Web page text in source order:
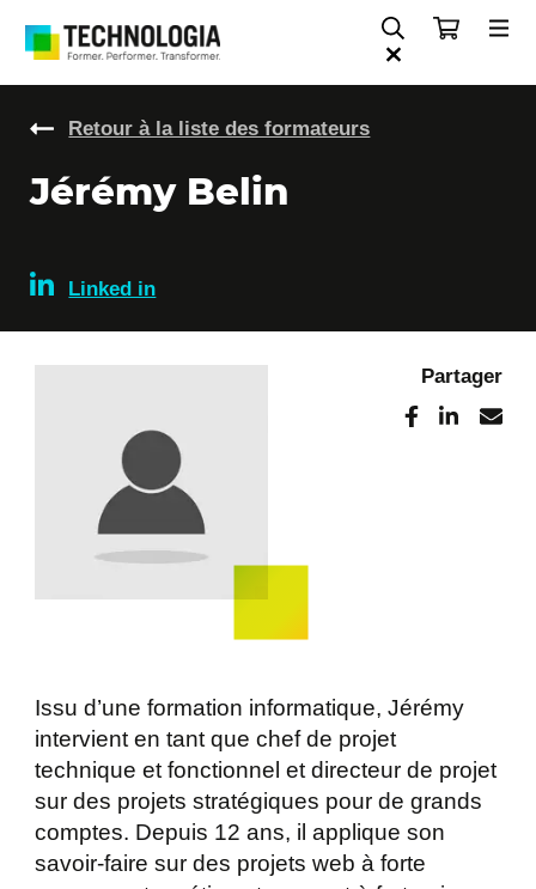
Retour à la liste des formateurs
Jérémy Belin
Linked in
Issu d’une formation informatique, Jérémy
intervient en tant que chef de projet
technique et fonctionnel et directeur de projet
sur des projets stratégiques pour de grands
comptes. Depuis 12 ans, il applique son
savoir-faire sur des projets web à forte
Partager